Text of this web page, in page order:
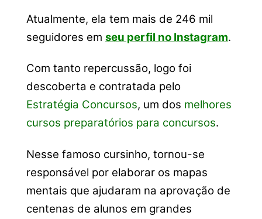
Atualmente, ela tem mais de 246 mil
seguidores em seu perfil no Instagram.
Com tanto repercussão, logo foi
descoberta e contratada pelo
Estratégia Concursos, um dos melhores
cursos preparatórios para concursos.
Nesse famoso cursinho, tornou-se
responsável por elaborar os mapas
mentais que ajudaram na aprovação de
centenas de alunos em grandes